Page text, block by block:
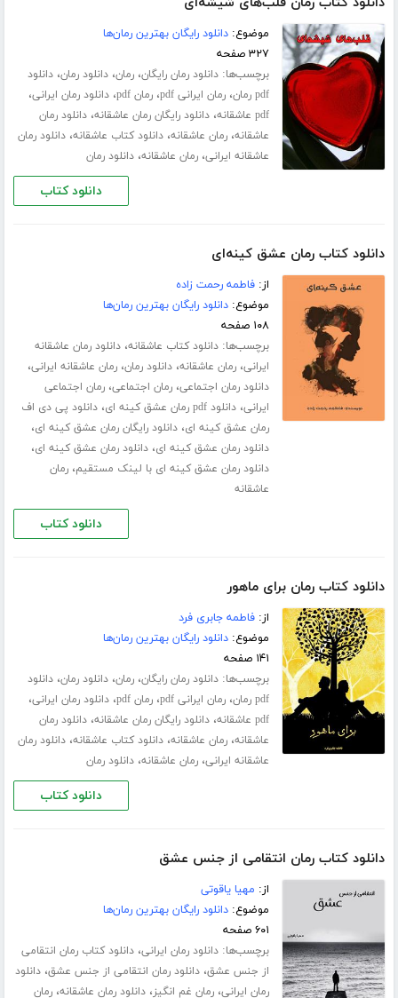
موضوع:دانلود رایگان بهترین رمان‌ها
۳۲۷ صفحه
برچسب‌ها:دانلود رمان رایگان،رمان،دانلود رمان،دانلود
pdf رمان
،رمان ایرانی pdf ،رمان pdf ،دانلود رمان ایرانی،
pdf عاشقانه ،دانلود رایگان رمان عاشقانه،دانلود رمان
عاشقانه،رمان عاشقانه،دانلود کتاب عاشقانه،دانلود رمان
عاشقانه ایرانی،رمان عاشقانه،دانلود رمان
دانلود کتاب
دانلود کتاب رمان عشق کینه‌ای
از:فاطمه رحمت زاده
موضوع:دانلود رایگان بهترین رمان‌ها
۱۰۸ صفحه
برچسب‌ها:دانلود کتاب عاشقانه،دانلود رمان عاشقانه
ایرانی،رمان عاشقانه،دانلود رمان،رمان عاشقانه ایرانی،
دانلود رمان اجتماعی،رمان اجتماعی،رمان اجتماعی
ایرانی،دانلود pdf رمان عشق کینه ای ،دانلود پی دی اف
رمان عشق کینه ای،دانلود رایگان رمان عشق کینه ای،
دانلود رمان عشق کینه ای،دانلود رمان عشق کینه ای،
دانلود رمان عشق کینه ای با لینک مستقیم،رمان
عاشقانه
دانلود کتاب
دانلود کتاب رمان برای ماهور
از:فاطمه جابری فرد
موضوع:دانلود رایگان بهترین رمان‌ها
۱۴۱ صفحه
برچسب‌ها:دانلود رمان رایگان،رمان،دانلود رمان،دانلود
pdf رمان
،رمان ایرانی pdf ،رمان pdf ،دانلود رمان ایرانی،
pdf عاشقانه ،دانلود رایگان رمان عاشقانه،دانلود رمان
عاشقانه،رمان عاشقانه،دانلود کتاب عاشقانه،دانلود رمان
عاشقانه ایرانی،رمان عاشقانه،دانلود رمان
دانلود کتاب
دانلود کتاب رمان انتقامی از جنس عشق
از: مهیا یاقوتی
موضوع:دانلود رایگان بهترین رمان‌ها
۶۰۱ صفحه
برچسب‌ها:دانلود رمان ایرانی،دانلود کتاب رمان انتقامی
از جنس عشق،دانلود رمان انتقامی از جنس عشق،دانلود
رمان ایرانی،رمان غم انگیز،دانلود رمان عاشقانه،رمان